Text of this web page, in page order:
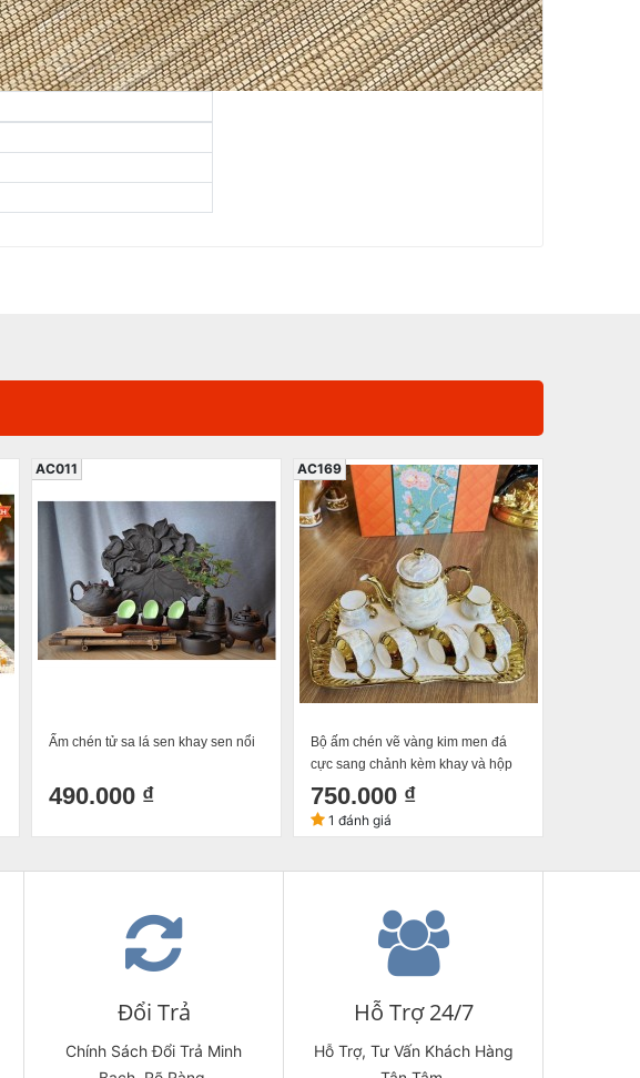
Ấm chén tử sa lá sen khay sen nổi
490.000 ₫
AC011
Bộ ấm chén vẽ vàng kim men đá
cực sang chảnh kèm khay và hộp
750.000 ₫
AC169
1 đánh giá
Đổi Trả
Chính Sách Đổi Trả Minh
Hỗ Trợ 24/7
Hỗ Trợ, Tư Vấn Khách Hàng